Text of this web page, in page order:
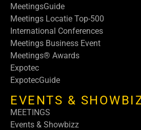
MeetingsGuide
Meetings Locatie Top-500
International Conferences
Meetings Business Event
Meetings® Awards
Expotec
ExpotecGuide
EVENTS &
MEETINGS
Events & Showbizz